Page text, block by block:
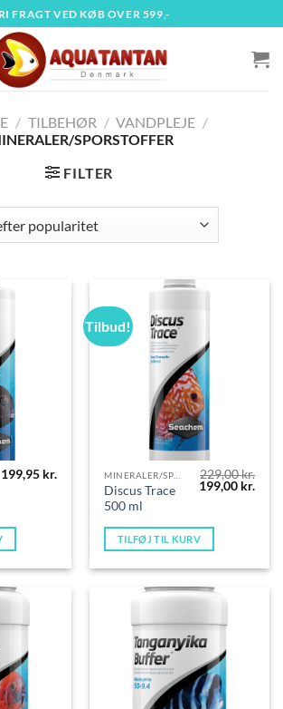
FRAGT VED KØB OVER 599,-
/ TILBEHØR / VANDPLEJE /
SPORSTOFFER
FILTER
199,95 kr.
Tilbud!
Discus Trace
500 ml
229,00kr.
Den
oprindelige
229,00 kr..
199,00 kr.
TILFØJ TIL KURV